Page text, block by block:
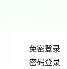
免密登录
密码登录